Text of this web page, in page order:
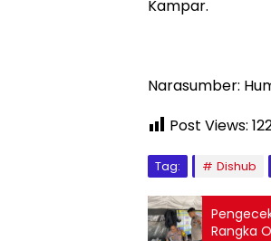
Kampar.
Narasumber:
Post Views:
Tag: Dishub
Rangka